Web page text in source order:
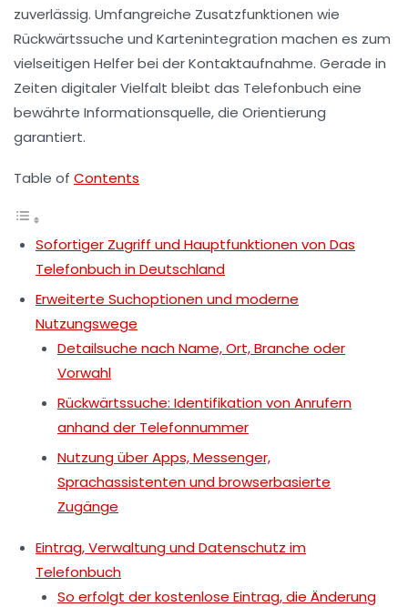
zuverlässig. Umfangreiche Zusatzfunktionen wie
Rückwärtssuche und Kartenintegration machen es zum
vielseitigen Helfer bei der Kontaktaufnahme. Gerade in
Zeiten digitaler Vielfalt bleibt das Telefonbuch eine
bewährte Informationsquelle, die Orientierung
garantiert.
Table of Contents
Sofortiger Zugriff und Hauptfunktionen von Das
Telefonbuch in Deutschland
Erweiterte Suchoptionen und moderne
Nutzungswege
Detailsuche nach Name, Ort, Branche oder
Vorwahl
Rückwärtssuche: Identifikation von Anrufern
anhand der Telefonnummer
Nutzung über Apps, Messenger,
Sprachassistenten und browserbasierte
Zugänge
Eintrag, Verwaltung und Datenschutz im
Telefonbuch
So erfolgt der kostenlose Eintrag, die Änderung